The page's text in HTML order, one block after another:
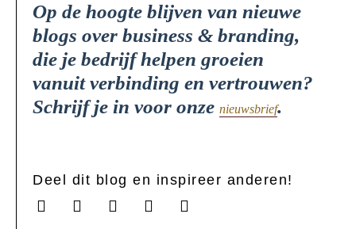
Op de hoogte blijven van nieuwe
blogs over business & branding,
die je bedrijf helpen groeien
vanuit verbinding en vertrouwen?
Schrijf je in voor onze nieuwsbrief.
Deel dit blog en inspireer anderen!